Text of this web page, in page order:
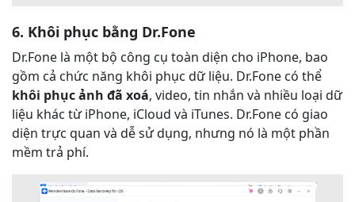
6. Khôi phục bằng Dr.Fone
Dr.Fone là một bộ công cụ toàn diện cho iPhone, bao
gồm cả chức năng khôi phục dữ liệu. Dr.Fone có thể
khôi phục ảnh đã xoá, video, tin nhắn và nhiều loại dữ
liệu khác từ iPhone, iCloud và iTunes. Dr.Fone có giao
diện trực quan và dễ sử dụng, nhưng nó là một phần
mềm trả phí.